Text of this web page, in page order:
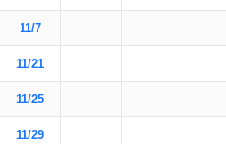
11/7
11/21
11/25
11/29